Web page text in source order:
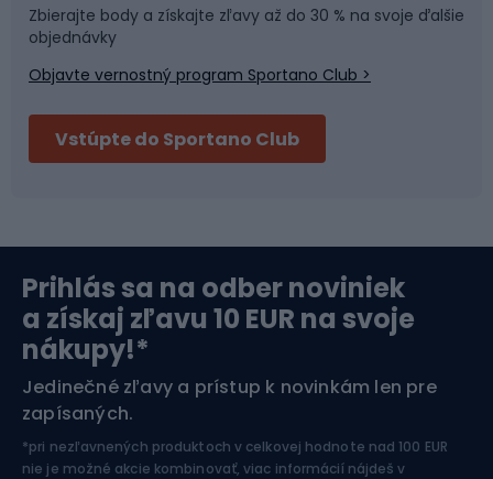
Športová medicína
Bushcraft
Bikepacking
Orientačný beh
Tímové športy
Fitness a posilňovňa
Cyklistické prilby
Lyžovanie
Športová elektronika
Jazdectvo
Zbierajte body a získajte zľavy až do 30 % na svoje ďalšie
objednávky
Objavte vernostný program Sportano Club >
Vstúpte do Sportano Club
Prihlás sa na odber noviniek
a získaj zľavu 10 EUR na svoje
nákupy!*
Jedinečné zľavy a prístup k novinkám len pre
zapísaných.
*pri nezľavnených produktoch v celkovej hodnote nad 100 EUR
nie je možné akcie kombinovať, viac informácií nájdeš v